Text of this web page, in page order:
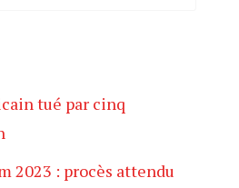
tué par cinq
2023 : procès attendu